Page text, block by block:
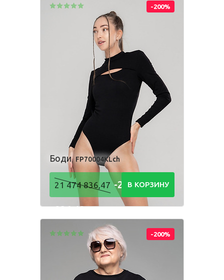
-200%
Боди FP70004KLch
21 474 836,47 -21 474
836,48Р
В КОРЗИНУ
-200%